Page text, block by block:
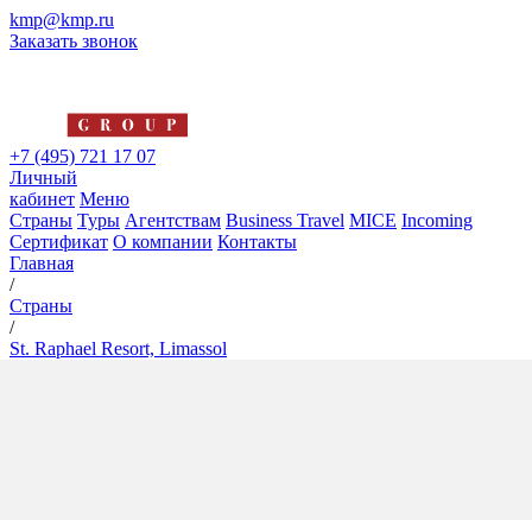
kmp@kmp.ru
Заказать звонок
+7 (495) 721 17 07
Личный
кабинет Меню
Страны Туры Агентствам Business Travel MICE Incoming
Сертификат О компании Контакты
Главная
/
Страны
/
St. Raphael Resort, Limassol